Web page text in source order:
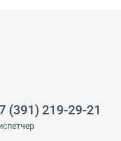
(391) 219-29-21